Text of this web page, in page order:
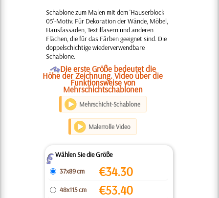
Schablone zum Malen mit dem 'Häuserblock
05'-Motiv. Für Dekoration der Wände, Möbel,
Hausfassaden, Textilfasern und anderen
Flächen, die für das Färben geeignet sind. Die
doppelschichtige wiederverwendbare
Schablone.
ODie erste Größe bedeutet die
Höhe der Zeichnung. Video über die
Funktionsweise von
Mehrschichtschablonen
Mehrschicht-Schablone
Malerrolle Video
ZWählen Sie die Größe
37x89 cm
€34.30
48x115 cm €53.40